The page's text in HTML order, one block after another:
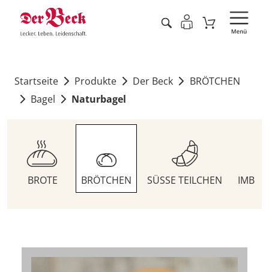
Startseite Produkte Der Beck
BRÖTCHEN
Bagel
Naturbagel
BROTE BRÖTCHEN SÜSSE TEILCHEN